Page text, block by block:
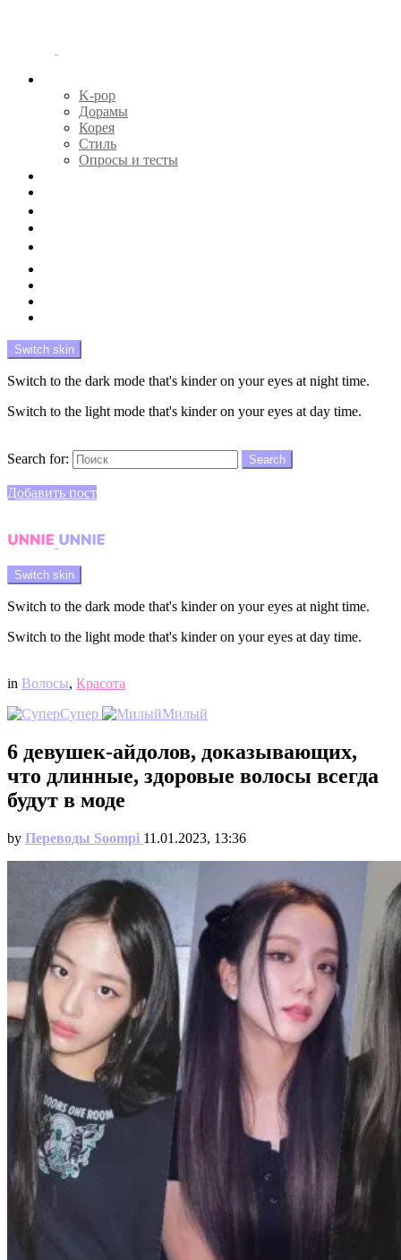
K-pop
Дорамы
Корея
Стиль
Опросы и тесты
Switch skin
Switch to the dark mode that's kinder on your eyes at night time.
Switch to the light mode that's kinder on your eyes at day time.
Search for:
Search
Добавить пост
Switch skin
Switch to the dark mode that's kinder on your eyes at night time.
Switch to the light mode that's kinder on your eyes at day time.
in Волосы, Красота
Супер
Милый
6 девушек-айдолов, доказывающих,
что длинные, здоровые волосы всегда
будут в моде
by Переводы Soompi 11.01.2023, 13:36